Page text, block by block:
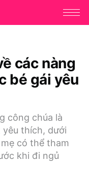
các nàng
bé gái yêu
công chúa là
thích, dưới
có thể tham
khi đi ngủ